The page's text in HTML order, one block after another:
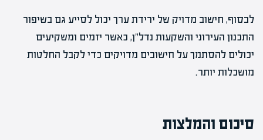
לבסוף, חישוב מדויק של ירידת ערך יכול לסייע גם בשיפור
התכנון העירוני והשקעות נדל"ן, כאשר יזמים ומשקיעים
יכולים להסתמך על חישובים מדויקים כדי לקבל החלטות
מושכלות יותר.
סיכום והמלצות